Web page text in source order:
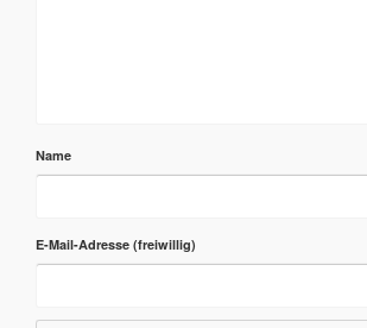
Name
E-Mail-Adresse